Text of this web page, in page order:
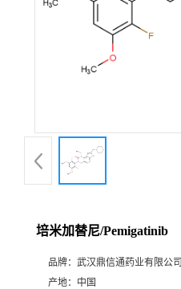
产
培米加替尼/Pemigatinib
品牌： 武汉鼎信通药业有限公司
产地： 中国